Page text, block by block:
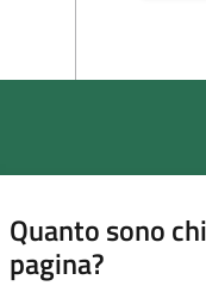
Quanto sono
pagina?